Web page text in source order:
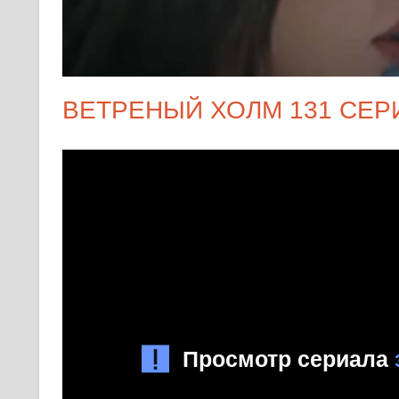
ВЕТРЕНЫЙ ХОЛМ 131